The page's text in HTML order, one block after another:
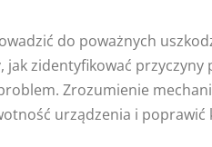
do poważnych
zidentyfikować
Zrozumienie
urządzenia i